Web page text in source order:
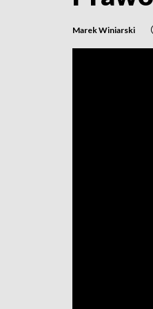
Marek Winiarski